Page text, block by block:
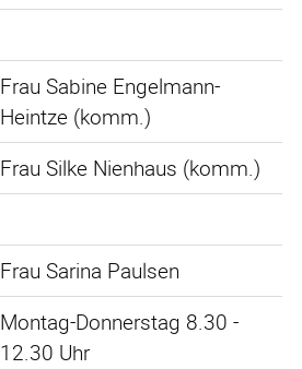
Frau Sabine Engelmann-
Heintze (komm.)
Frau Silke Nienhaus (komm.)
Frau Sarina Paulsen
Montag-Donnerstag 8.30 -
12.30 Uhr